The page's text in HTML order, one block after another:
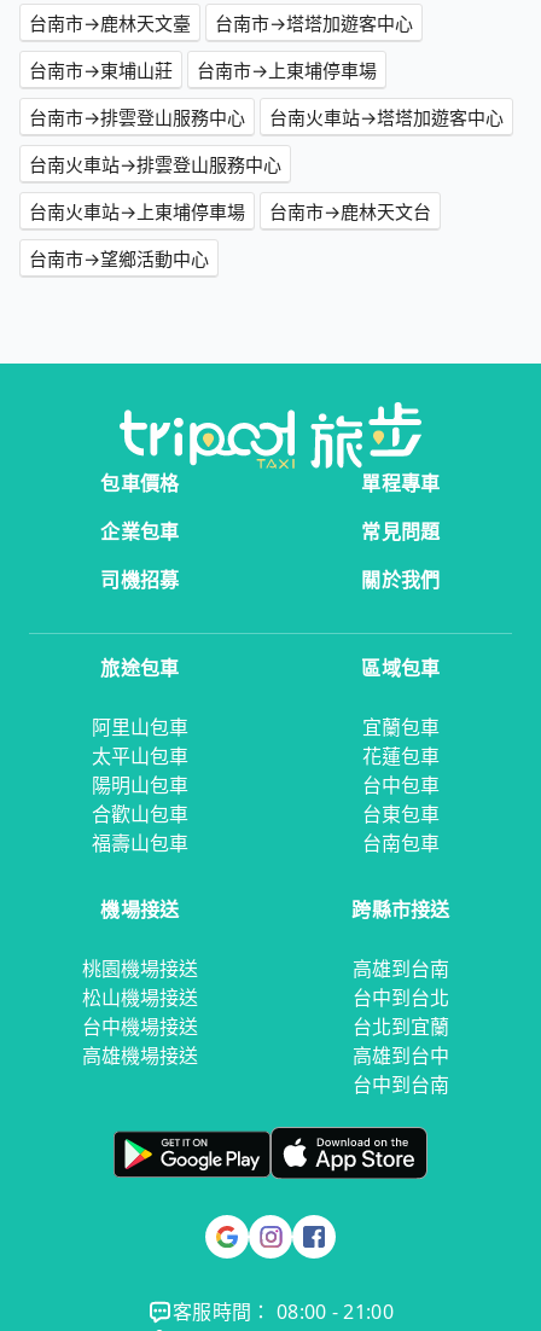
台南市→鹿林天文臺
台南市→塔塔加遊客中心
台南市→東埔山莊
台南市→上東埔停車場
台南市→排雲登山服務中心
台南火車站→塔塔加遊客中心
台南火車站→排雲登山服務中心
台南火車站→上東埔停車場
台南市→鹿林天文台
台南市→望鄉活動中心
包車價格
單程專車
企業包車
常見問題
司機招募
關於我們
旅途包車
阿里山包車
太平山包車
陽明山包車
合歡山包車
福壽山包車
區域包車
宜蘭包車
花蓮包車
台中包車
台東包車
台南包車
機場接送
桃園機場接送
松山機場接送
台中機場接送
高雄機場接送
跨縣市接送
高雄到台南
台中到台北
台北到宜蘭
高雄到台中
台中到台南
客服時間： 08:00 - 21:00